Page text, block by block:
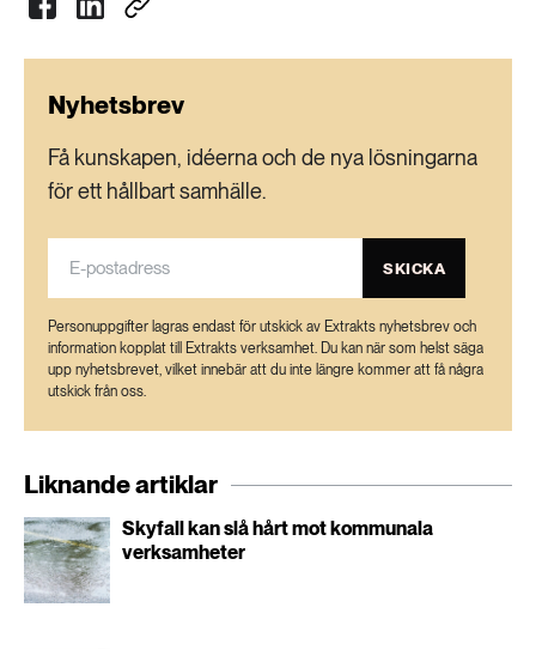
Nyhetsbrev
Få kunskapen, idéerna och de nya lösningarna
för ett hållbart samhälle.
SKICKA
Personuppgifter lagras endast för utskick av Extrakts nyhetsbrev och
information kopplat till Extrakts verksamhet. Du kan när som helst säga
upp nyhetsbrevet, vilket innebär att du inte längre kommer att få några
utskick från oss.
Liknande artiklar
Skyfall kan slå hårt mot kommunala
verksamheter